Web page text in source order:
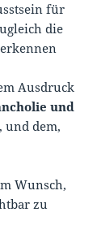
für
die
erkennen
Ausdruck
und
und dem,
Wunsch,
zu